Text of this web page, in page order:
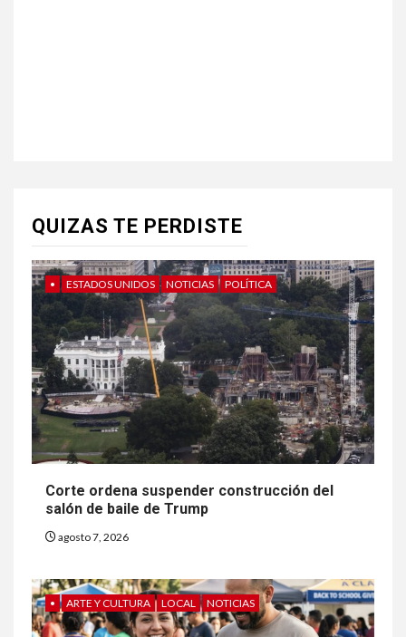
QUIZAS TE PERDISTE
• ESTADOS UNIDOS NOTICIAS POLÍTICA
Corte ordena suspender construcción del
salón de baile de Trump
agosto 7, 2026
• ARTE Y CULTURA LOCAL NOTICIAS